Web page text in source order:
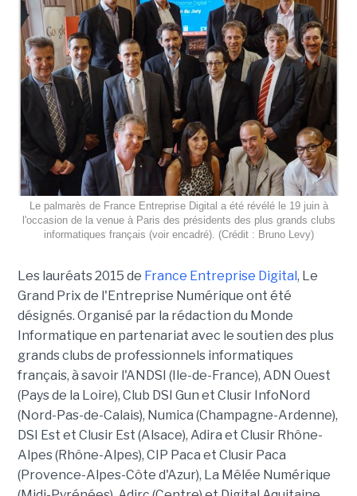
Le palmarès de France Entreprise Digital a été révélé le 19 juin à
l'occasion de la venue à Paris des présidents des plus grands clubs
informatiques français (voir encadré). (Crédit : Bruno Levy)
Les lauréats 2015 de France Entreprise Digital , Le
Grand Prix de l'Entreprise Numérique ont été
désignés. Organisé par la rédaction du Monde
Informatique en partenariat avec le soutien des plus
grands clubs de professionnels informatiques
français, à savoir l'ANDSI (Ile-de-France), ADN Ouest
(Pays de la Loire), Club DSI Gun et Clusir InfoNord
(Nord-Pas-de-Calais), Numica (Champagne-Ardenne),
DSI Est et Clusir Est (Alsace), Adira et Clusir Rhône-
Alpes (Rhône-Alpes), CIP Paca et Clusir Paca
(Provence-Alpes-Côte d'Azur), La Mêlée Numérique